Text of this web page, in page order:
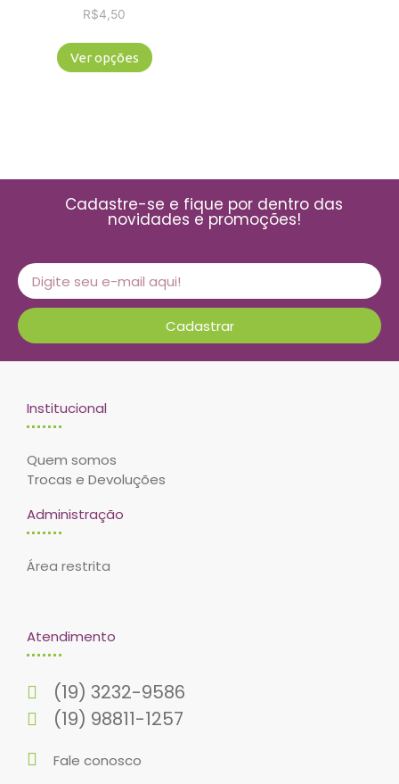
R$4,50
Ver opções
Cadastre-se e fique por dentro das
novidades e promoções!
Cadastrar
Institucional
Quem somos
Trocas e Devoluções
Administração
Área restrita
Atendimento
(19) 3232-9586
(19) 98811-1257
Fale conosco